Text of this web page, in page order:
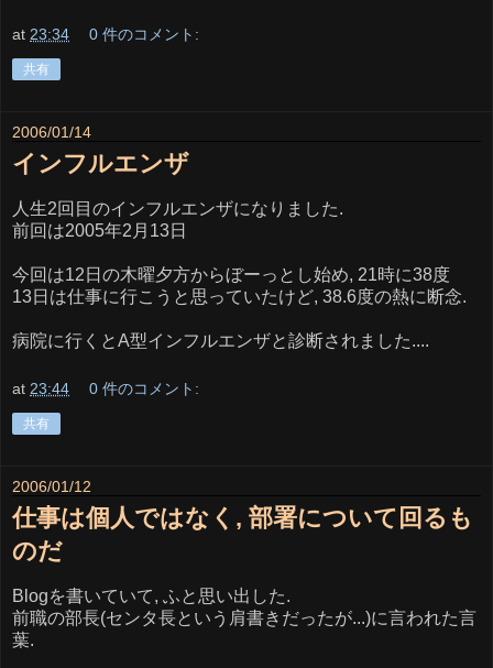
at 23:34 0 件のコメント:
共有
2006/01/14
インフルエンザ
人生2回目のインフルエンザになりました.
前回は2005年2月13日
今回は12日の木曜夕方からぼーっとし始め, 21時に38度
13日は仕事に行こうと思っていたけど, 38.6度の熱に断念.
病院に行くとA型インフルエンザと診断されました....
at 23:44 0 件のコメント:
共有
2006/01/12
仕事は個人ではなく, 部署について回るも
のだ
Blogを書いていて, ふと思い出した.
前職の部長(センタ長という肩書きだったが...)に言われた言
葉.